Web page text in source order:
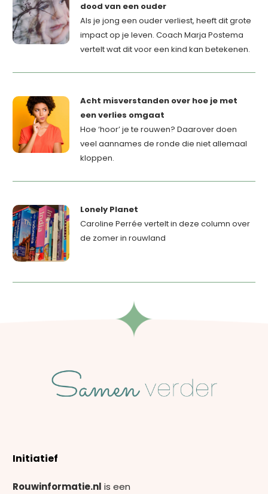
dood van een ouder
Als je jong een ouder verliest, heeft dit grote
impact op je leven. Coach Marja Postema
vertelt wat dit voor een kind kan betekenen.
Acht misverstanden over hoe je met
een verlies omgaat
Hoe ‘hoor’ je te rouwen? Daarover doen
veel aannames de ronde die niet allemaal
kloppen.
Lonely Planet
Caroline Perrée vertelt in deze column over
de zomer in rouwland
Initiatief
Rouwinformatie.nl is een